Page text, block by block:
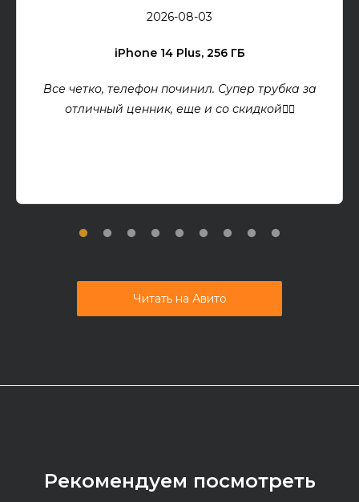
2026-08-03
iPhone 14 Plus, 256 ГБ
Все четко, телефон починил. Супер трубка за
отличный ценник, еще и со скидкой👍🏻
Читать на Авито
Рекомендуем посмотреть